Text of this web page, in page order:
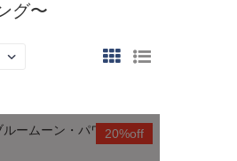
グ〜
20%off
ルームーン・パワーペンダ